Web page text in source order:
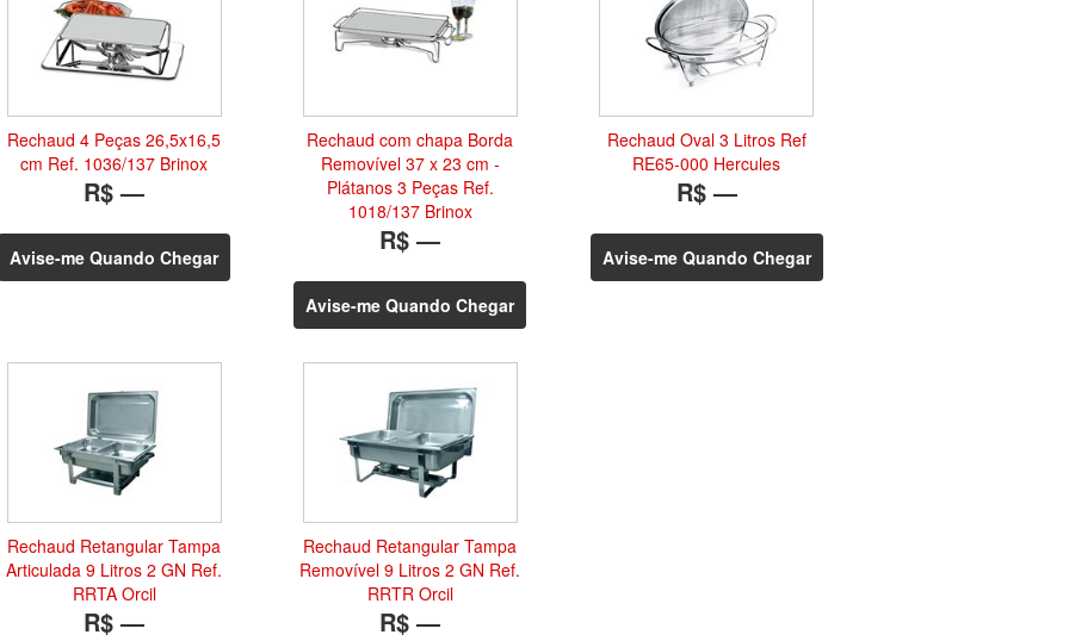
Rechaud 4 Peças 26,5x16,5
cm Ref. 1036/137 Brinox
R$ —
Avise-me Quando Chegar
Rechaud com chapa Borda
Removível 37 x 23 cm -
Plátanos 3 Peças Ref.
1018/137 Brinox
R$ —
Avise-me Quando Chegar
Rechaud Oval 3 Litros Ref
RE65-000 Hercules
R$ —
Avise-me Quando Chegar
Rechaud Retangular Tampa
Articulada 9 Litros 2 GN Ref.
RRTA Orcil
R$ —
Rechaud Retangular Tampa
Removível 9 Litros 2 GN Ref.
RRTR Orcil
R$ —